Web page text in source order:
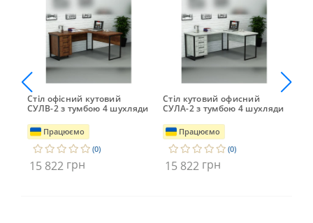
Стіл офісний кутовий
СУЛВ-2 з тумбою 4 шухляди
Працюємо
(0)
15 822 грн
Стіл кутовий офисний
СУЛА-2 з тумбою 4 шухляди
Працюємо
(0)
15 822 грн